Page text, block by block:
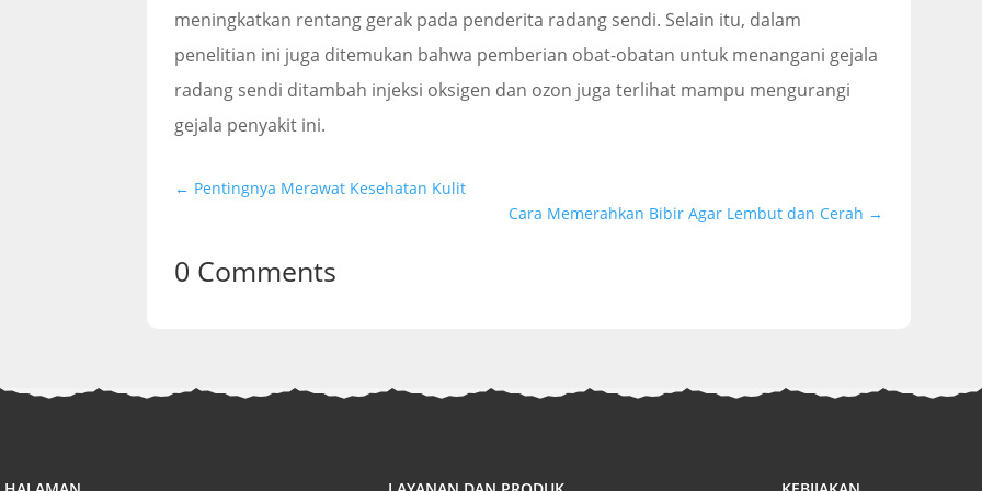
meningkatkan rentang gerak pada penderita radang sendi. Selain itu, dalam
penelitian ini juga ditemukan bahwa pemberian obat-obatan untuk menangani gejala
radang sendi ditambah injeksi oksigen dan ozon juga terlihat mampu mengurangi
gejala penyakit ini.
← Pentingnya Merawat Kesehatan Kulit
Cara Memerahkan Bibir Agar Lembut dan Cerah →
0 Comments